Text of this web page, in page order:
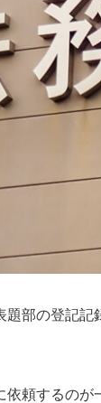
部の登記
頼するの